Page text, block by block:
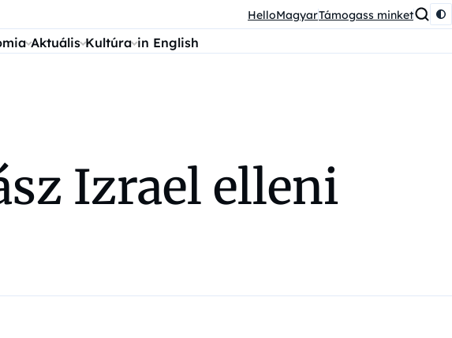
HelloMagyarTámogass minket
Aktuális Kultúra in English
Izrael elleni